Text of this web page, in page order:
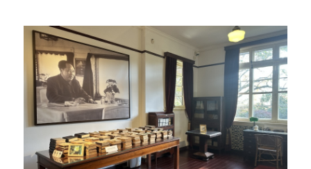
积极配合。 本次动员大会是动物科学学院加强对20277届毕业生的就业
指导，引导毕业生面向国家重点地域、重点领域和重点行业就业的重要
举措。通过本次大会，提升了27届毕业生抢抓就业先机，主动谋划职业
路径的意识，营造了以学生出口为导向，全面加强“双一流”建设的良好氛
围。 图：学院团委文宣部文：项锡恩 学院学工办2026年7月9日
业前沿面”校企研学交流活动。PIC中国人力资源总监顾银银，PIC中国首
席技术官（CTO）David Casey博士，PIC中国战略市场总监王潇，PIC
中国产品开发总监沈婷等公司高管接待了浙江大学动物科学学院师生一
行。在带领学院师生参观了PIC中国总部办公区后，王潇在会议室为学院
师生系统梳理了中国生猪产业的发展脉络与未来趋势。她指出，中国作
为全球最大的猪肉生产与消费国，行业正经历从“量的积累”向“质的飞
跃”转型的关键期。面对市场波动与疫病挑战，产业破局的核心在于遗传
潜力的充分挖掘与繁育技术的进步。作为全球最大的种猪公司，PIC围绕
高产性能、高增重、抗逆性及肉质价值四大育种目标，通过基因技术革